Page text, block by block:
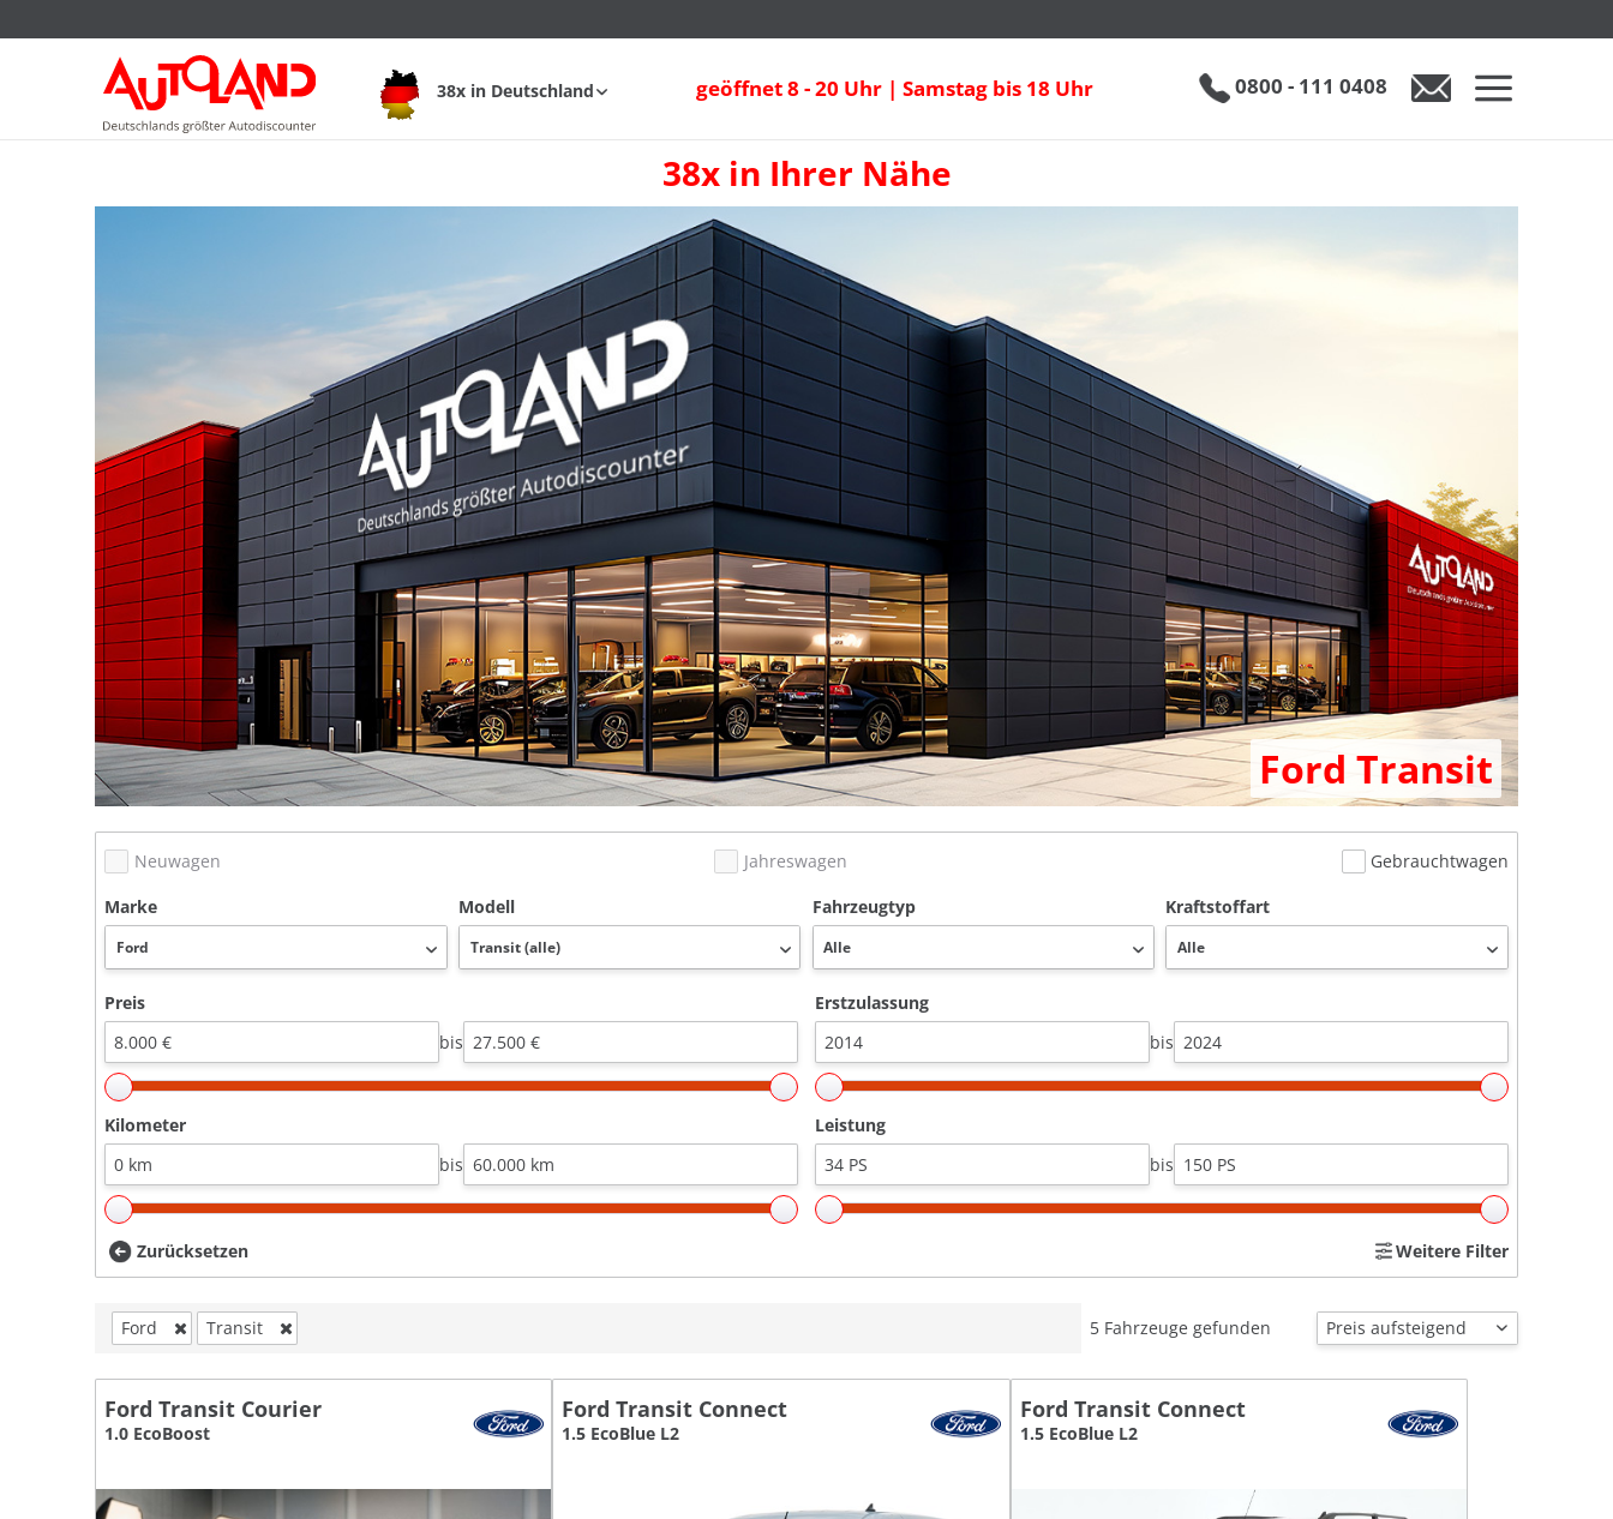
38x in Deutschland geöffnet 8 - 20 Uhr | Samstag bis 18 Uhr 0800 - 111 0408
38x in Ihrer Nähe
Ford Transit
Neuwagen Jahreswagen
Gebrauchtwagen
Marke
Modell Fahrzeugtyp Kraftstoffart
Preis
bis
Erstzulassung
bis
Kilometer
bis
Leistung
bis
Zurücksetzen Weitere Filter
Ford Transit 5 Fahrzeuge gefunden
Ford Transit Courier
1.0 EcoBoost
Ford Transit Connect
1.5 EcoBlue L2
Ford Transit Connect
1.5 EcoBlue L2